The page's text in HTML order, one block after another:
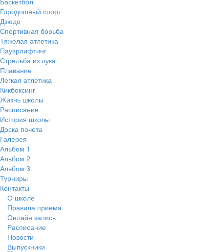
Городошный спорт
Дзюдо
Спортивная борьба
Тяжелая атлетика
Пауэрлифтинг
Стрельба из лука
Плавание
Легкая атлетика
Кикбоксинг
Жизнь школы
Расписание
История школы
Доска почета
Галерея
Альбом 1
Альбом 2
Альбом 3
Турниры
Контакты
О школе
Правила приема
Онлайн запись
Расписание
Новости
Выпускники